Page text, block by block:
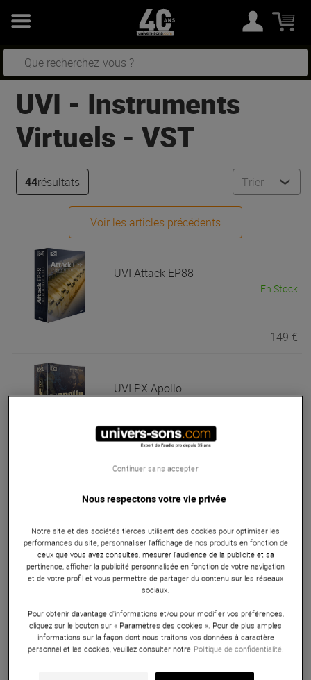
UVI - Instruments
Virtuels - VST
44résultats Trier
Voir les articles précédents
UVIAttack EP88
En Stock
149 €
UVI PX Apollo
UVICameo
149 €
UVIEnergy
En Stock
Nous respectons votre vie privée
Notre site et des sociétés tierces utilisent des cookies pour optimiser les
performances du site, personnaliser l’affichage de nos produits en fonction de
ceux que vous avez consultés, mesurer l'audience de la publicité et sa
pertinence, afficher la publicité personnalisée en fonction de votre navigation
et de votre profil et vous permettre de partager du contenu sur les réseaux
sociaux.
Pour obtenir davantage d'informations et/ou pour modifier vos préférences,
cliquez sur le bouton sur « Paramètres des cookies ». Pour de plus amples
informations sur la façon dont nous traitons vos données à caractère
personnel et les cookies, veuillez consulter notre Politique de confidentialité.
Continuer sans accepter